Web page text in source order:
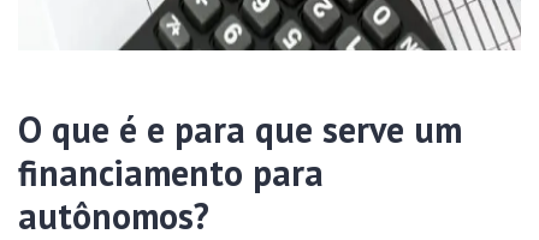
O que é e para que serve um
financiamento para
autônomos?